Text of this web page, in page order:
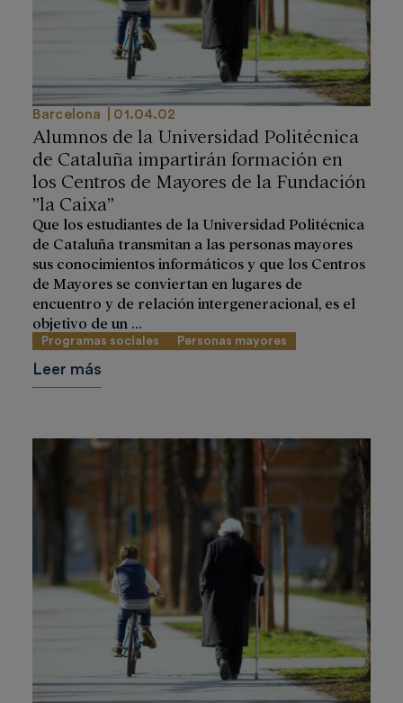
Barcelona 01.04.02
Alumnos de la Universidad Politécnica
de Cataluña impartirán formación en
los Centros de Mayores de la Fundación
”la Caixa”
Que los estudiantes de la Universidad Politécnica
de Cataluña transmitan a las personas mayores
sus conocimientos informáticos y que los Centros
de Mayores se conviertan en lugares de
encuentro y de relación intergeneracional, es el
objetivo de un ...
Programas sociales Personas mayores
Leer más